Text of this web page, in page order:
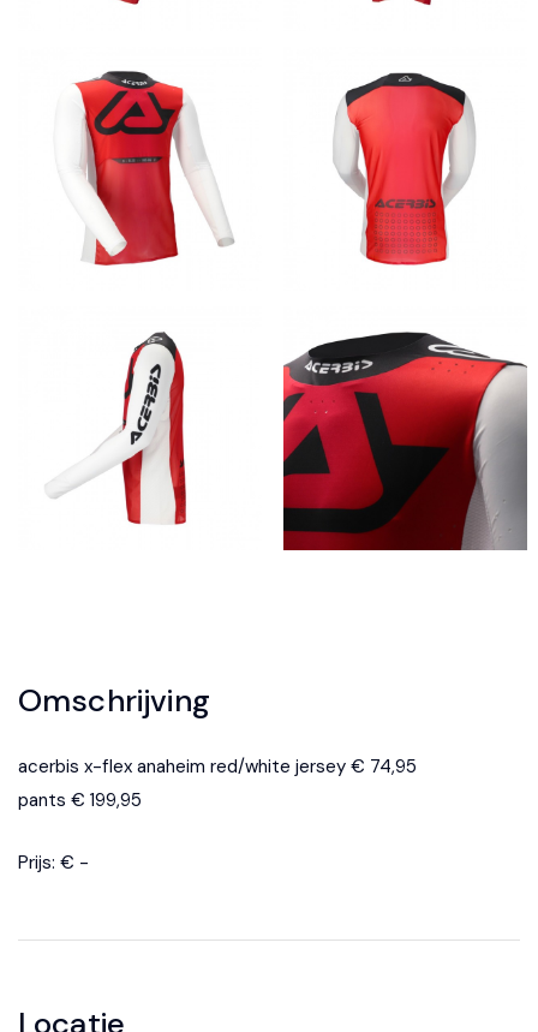
Omschrijving
acerbis x-flex anaheim red/white jersey € 74,95
pants € 199,95
Prijs: € -
Locatie